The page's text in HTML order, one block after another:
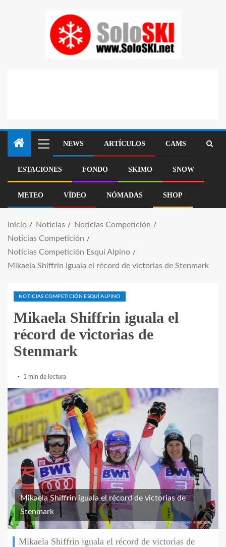
NEWS ARTÍCULOS CAMS
ESTACIONES FONDO SKIMO SNOW
METEO VÍDEO NÓMADAS SHOP
Inicio Noticias
Noticias Competición
Noticias Competición
Noticias Competición Esquí Alpino
Mikaela Shiffrin iguala el récord de victorias de Stenmark
NOTICIAS COMPETICIÓN ESQUÍ ALPINO
Mikaela Shiffrin iguala el
récord de victorias de
Stenmark
1 min de lectura
Mikaela Shiffrin iguala el récord de victorias de
Stenmark
Mikaela Shiffrin iguala el récord de victorias de